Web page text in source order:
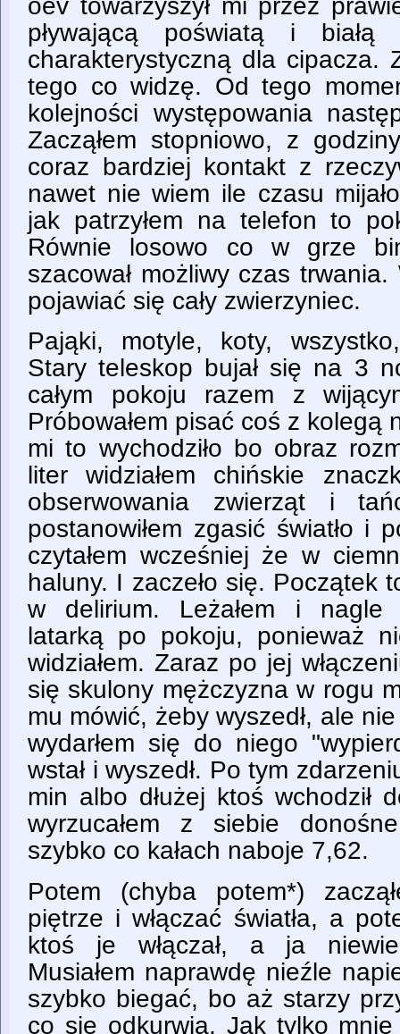
oev towarzyszył mi przez
pływającą poświatą i
charakterystyczną dla cipacza.
tego co widzę. Od tego
kolejności występowania
Zacząłem stopniowo, z
coraz bardziej kontakt z
nawet nie wiem ile czasu
jak patrzyłem na telefon to
Równie losowo co w grze
szacował możliwy czas
pojawiać się cały zwierzyniec.
Pająki, motyle, koty,
Stary teleskop bujał się na 3
całym pokoju razem z
Próbowałem pisać coś z kolegą
mi to wychodziło bo obraz
liter widziałem chińskie
obserwowania zwierząt i
postanowiłem zgasić światło i
czytałem wcześniej że w
haluny. I zaczeło się. Początek
w delirium. Leżałem i nagle
latarką po pokoju, ponieważ
widziałem. Zaraz po jej
się skulony mężczyzna w rogu
mu mówić, żeby wyszedł, ale
wydarłem się do niego
wstał i wyszedł. Po tym
min albo dłużej ktoś wchodził
wyrzucałem z siebie
szybko co kałach naboje 7,62.
Potem (chyba potem*)
piętrze i włączać światła, a
ktoś je włączał, a ja
Musiałem naprawdę nieźle
szybko biegać, bo aż starzy
co się odkurwia. Jak tylko